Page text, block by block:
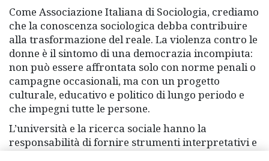
Come Associazione Italiana di Sociologia, crediamo
che la conoscenza sociologica debba contribuire
alla trasformazione del reale. La violenza contro le
donne è il sintomo di una democrazia incompiuta:
non può essere affrontata solo con norme penali o
campagne occasionali, ma con un progetto
culturale, educativo e politico di lungo periodo e
che impegni tutte le persone.
L’università e la ricerca sociale hanno la
responsabilità di fornire strumenti interpretativi e